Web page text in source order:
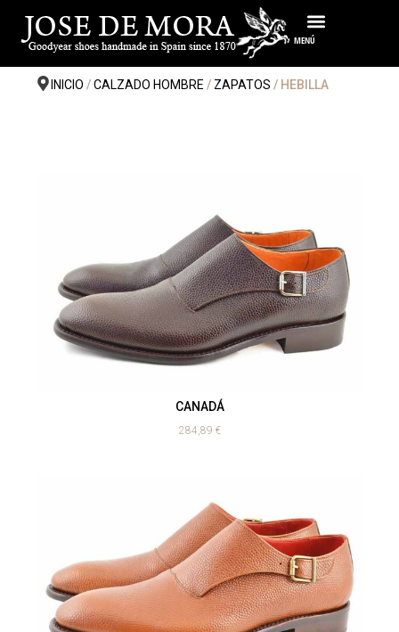
contenido
MENÚ
INICIO /CALZADO HOMBRE / ZAPATOS / HEBILLA
CANADÁ
284,89 €